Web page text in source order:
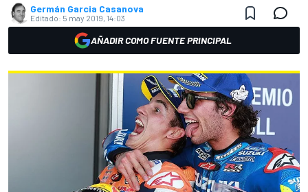
Germán Garcia Casanova
Editado: 5 may 2019, 14:03
AÑADIR COMO FUENTE PRINCIPAL